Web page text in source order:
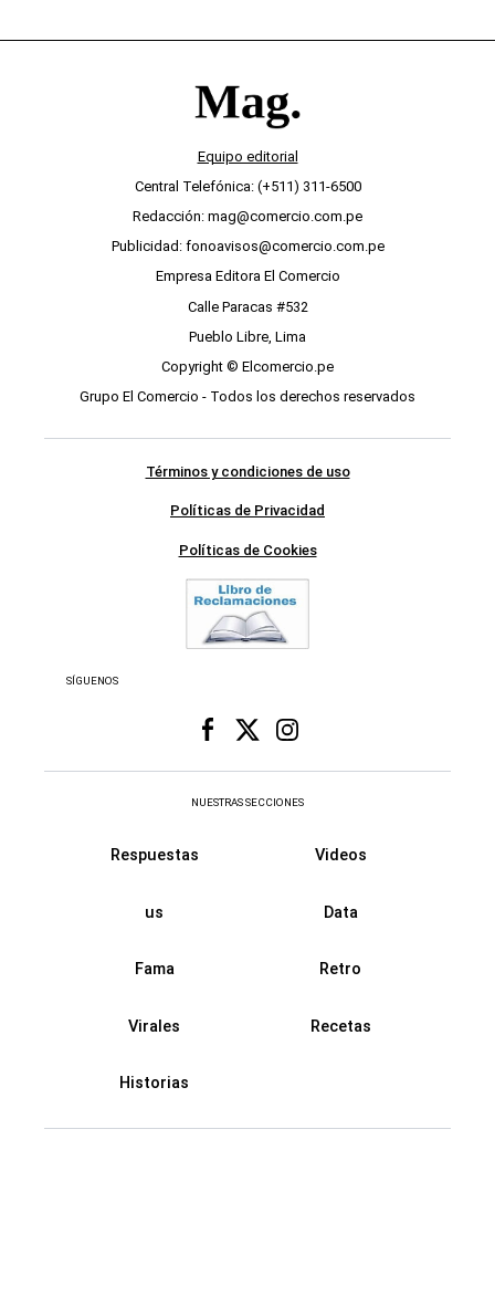
Equipo editorial
Central Telefónica: (+511) 311-6500
Redacción: mag@comercio.com.pe
Publicidad: fonoavisos@comercio.com.pe
Empresa Editora El Comercio
Calle Paracas #532
Pueblo Libre, Lima
Copyright © Elcomercio.pe
Grupo El Comercio - Todos los derechos reservados
Términos y condiciones de uso
Políticas de Privacidad
Políticas de Cookies
SÍGUENOS
NUESTRAS SECCIONES
Respuestas Videos
us Data
Fama Retro
Virales Recetas
Historias